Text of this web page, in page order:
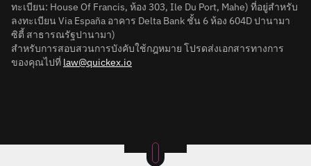
ทะเบียน: House Of Francis, ห้อง 303, Ile Du Port, Mahe) ที่อยู่สำหรับ
ลงทะเบียน Via España อาคาร Delta Bank ชั้น 6 ห้อง 604D ปานามา
ซิตี้ สาธารณรัฐปานามา)
สำหรับการสอบสวนการบังคับใช้กฎหมาย โปรดส่งเอกสารทางการ
ของคุณไปที่ law@quickex.io